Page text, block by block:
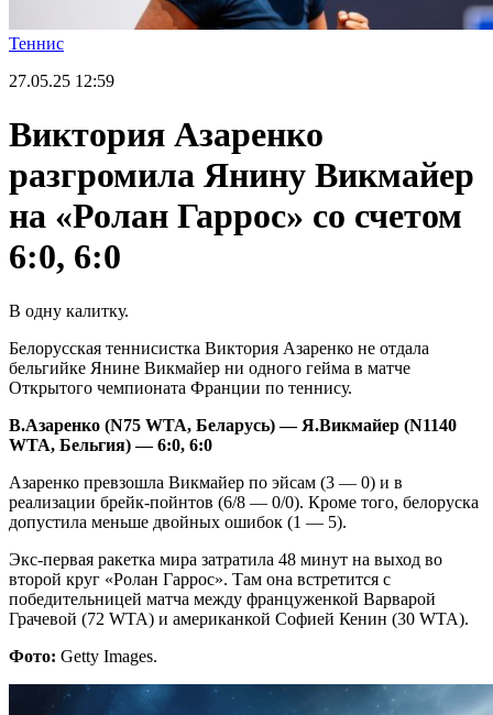
Теннис
27.05.25 12:59
Виктория Азаренко
разгромила Янину Викмайер
на «Ролан Гаррос» со счетом
6:0, 6:0
В одну калитку.
Белорусская теннисистка Виктория Азаренко не отдала
бельгийке Янине Викмайер ни одного гейма в матче
Открытого чемпионата Франции по теннису.
В.Азаренко (N75 WTA, Беларусь) — Я.Викмайер (N1140
WTA, Бельгия) — 6:0, 6:0
Азаренко превзошла Викмайер по эйсам (3 — 0) и в
реализации брейк-пойнтов (6/8 — 0/0). Кроме того, белоруска
допустила меньше двойных ошибок (1 — 5).
Экс-первая ракетка мира затратила 48 минут на выход во
второй круг «Ролан Гаррос». Там она встретится с
победительницей матча между француженкой Варварой
Грачевой (72 WTA) и американкой Софией Кенин (30 WTA).
Фото: Getty Images.